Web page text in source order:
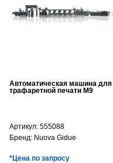
Автоматическая машина для
трафаретной печати M9
Артикул: 555088
Бренд: Nuova Gidue
*Цена по запросу